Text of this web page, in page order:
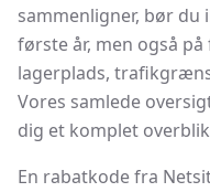
sammenligner, bør du
første år, men også
lagerplads,
Vores samlede
dig et komplet
En rabatkode fra